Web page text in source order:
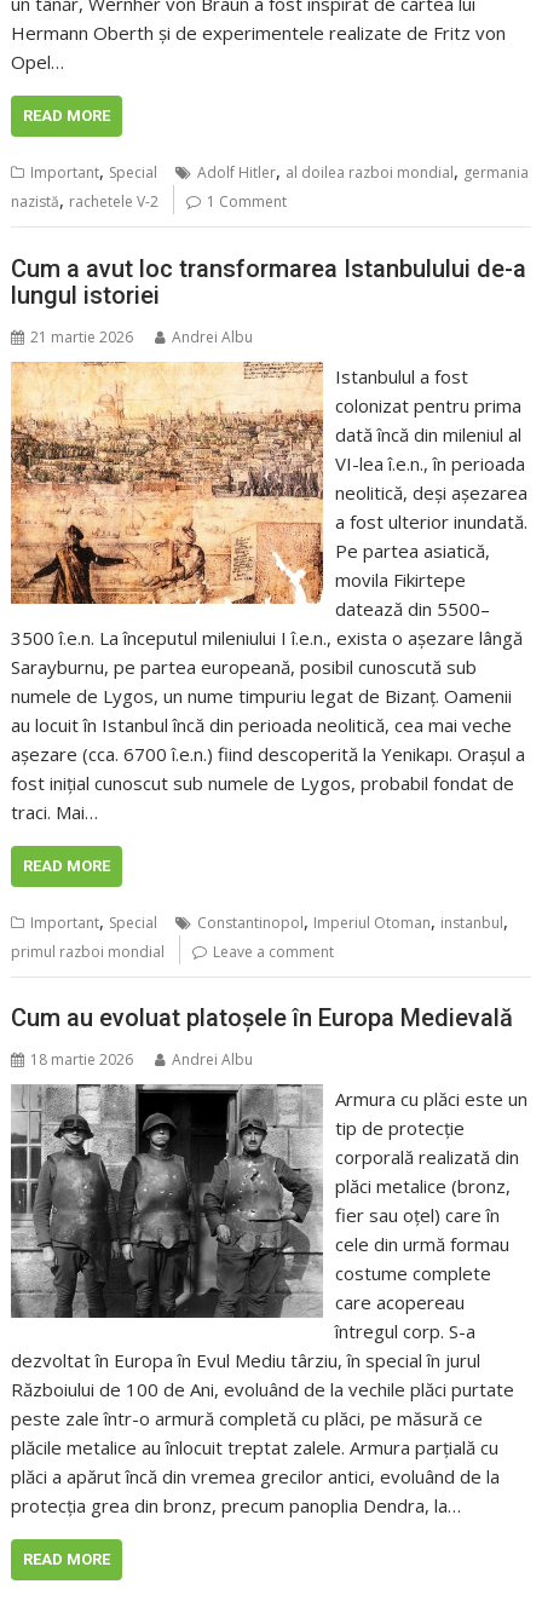
Hermann Oberth și de experimentele realizate de Fritz von
Opel…
READ MORE
Important, Special Adolf Hitler, al doilea razboi mondial, germania
nazistă, rachetele V-2 1 Comment
Cum a avut loc transformarea Istanbulului de-a
lungul istoriei
21 martie 2026 Andrei Albu
Istanbulul a fost
colonizat pentru prima
dată încă din mileniul al
VI-lea î.e.n., în perioada
neolitică, deși așezarea
a fost ulterior inundată.
Pe partea asiatică,
movila Fikirtepe
datează din 5500–
3500 î.e.n. La începutul mileniului I î.e.n., exista o așezare lângă
Sarayburnu, pe partea europeană, posibil cunoscută sub
numele de Lygos, un nume timpuriu legat de Bizanț. Oamenii
au locuit în Istanbul încă din perioada neolitică, cea mai veche
așezare (cca. 6700 î.e.n.) fiind descoperită la Yenikapı. Orașul a
fost inițial cunoscut sub numele de Lygos, probabil fondat de
traci. Mai…
READ MORE
Important, Special Constantinopol, Imperiul Otoman, instanbul,
primul razboi mondial Leave a comment
Cum au evoluat platoșele în Europa Medievală
18 martie 2026 Andrei Albu
Armura cu plăci este un
tip de protecție
corporală realizată din
plăci metalice (bronz,
fier sau oțel) care în
cele din urmă formau
costume complete
care acopereau
întregul corp. S-a
dezvoltat în Europa în Evul Mediu târziu, în special în jurul
Războiului de 100 de Ani, evoluând de la vechile plăci purtate
peste zale într-o armură completă cu plăci, pe măsură ce
plăcile metalice au înlocuit treptat zalele. Armura parțială cu
plăci a apărut încă din vremea grecilor antici, evoluând de la
protecția grea din bronz, precum panoplia Dendra, la…
READ MORE